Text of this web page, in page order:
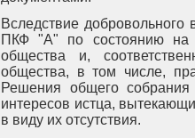
Вследствие добровольного
ПКФ "А" по состоянию на
общества и,
общества, в том числе,
Решения общего
интересов истца,
в виду их отсутствия.